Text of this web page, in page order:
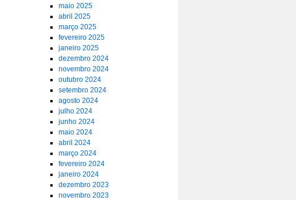
maio 2025
abril 2025
março 2025
fevereiro 2025
janeiro 2025
dezembro 2024
novembro 2024
outubro 2024
setembro 2024
agosto 2024
julho 2024
junho 2024
maio 2024
abril 2024
março 2024
fevereiro 2024
janeiro 2024
dezembro 2023
novembro 2023